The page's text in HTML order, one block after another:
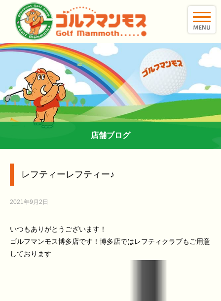
店舗ブログ
レフティーレフティー♪
2021年9月2日
いつもありがとうございます！
ゴルフマンモス博多店です！博多店ではレフティクラブもご用意
しております